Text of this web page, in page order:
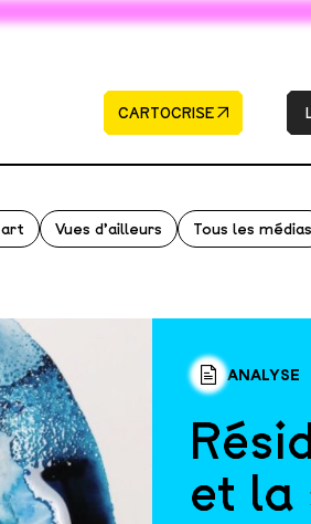
CARTOCRISE
Vues d’ailleurs Tous les médias
ANALYSE
et la